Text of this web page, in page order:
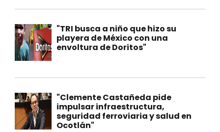
"TRI busca a niño que hizo su
playera de México con una
envoltura de Doritos"
"Clemente Castañeda pide
impulsar infraestructura,
seguridad ferroviaria y salud en
Ocotlán"